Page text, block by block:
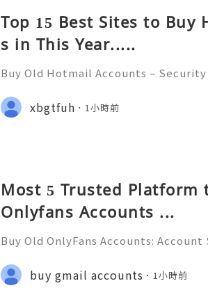
Top 15 Best Sites to Buy
s in This Year.....
Buy Old Hotmail Accounts –
STANT REPLY GUARANTEED
pvatop ⚡️📢👤🔔 Telegram Username:
xbgtfuh 1小時前
Most 5 Trusted Platform
Onlyfans Accounts ...
Buy Old OnlyFans Accounts:
💎💲💫🌐✨💎Fast & Reliable 24/7
🌐✨💎WhatsApp :+1 (506) 541-7768
buy gmail accounts 1小時前